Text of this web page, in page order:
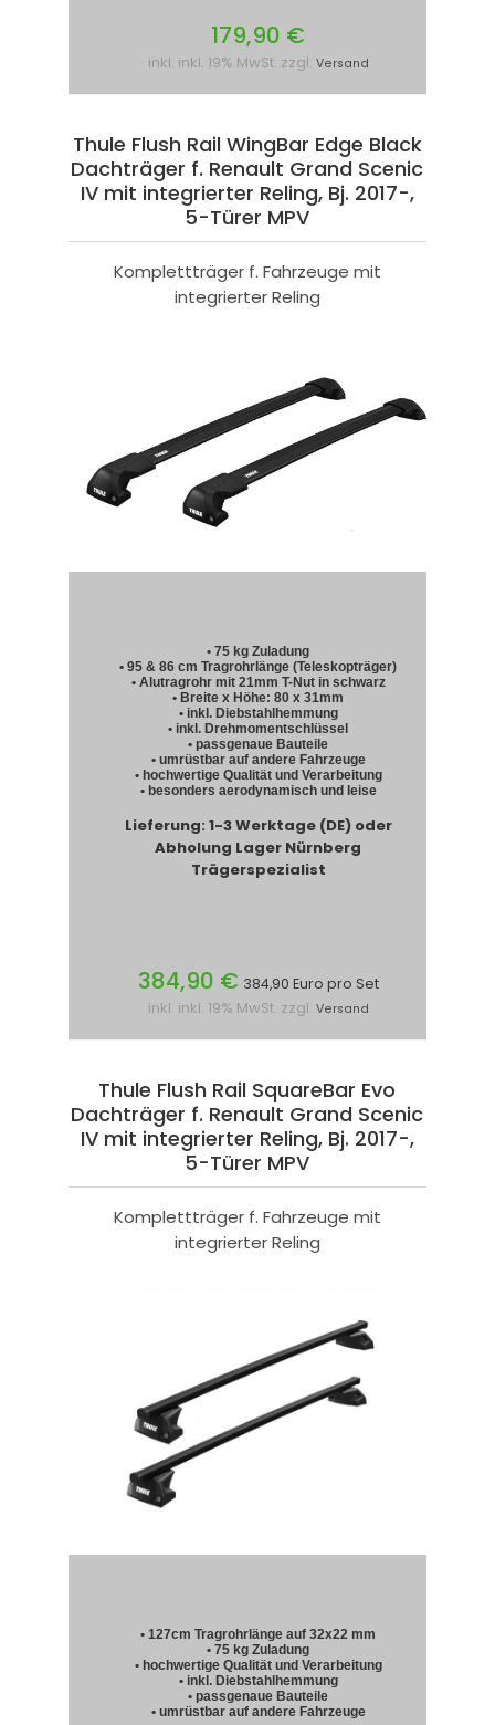
179,90 €
inkl. inkl. 19% MwSt. zzgl. Versand
Thule Flush Rail WingBar Edge Black
Dachträger f. Renault Grand Scenic
IV mit integrierter Reling, Bj. 2017-,
5-Türer MPV
Komplettträger f. Fahrzeuge mit
integrierter Reling
• 75 kg Zuladung
• 95 & 86 cm Tragrohrlänge (Teleskopträger)
• Alutragrohr mit 21mm T-Nut in schwarz
• Breite x Höhe: 80 x 31mm
• inkl. Diebstahlhemmung
• inkl. Drehmomentschlüssel
• passgenaue Bauteile
• umrüstbar auf andere Fahrzeuge
• hochwertige Qualität und Verarbeitung
• besonders aerodynamisch und leise
Lieferung: 1-3 Werktage (DE) oder
Abholung Lager Nürnberg
Trägerspezialist
384,90 € 384,90 Euro pro Set
inkl. inkl. 19% MwSt. zzgl. Versand
Thule Flush Rail SquareBar Evo
Dachträger f. Renault Grand Scenic
IV mit integrierter Reling, Bj. 2017-,
5-Türer MPV
Komplettträger f. Fahrzeuge mit
integrierter Reling
• 127cm Tragrohrlänge auf 32x22 mm
• 75 kg Zuladung
• hochwertige Qualität und Verarbeitung
• inkl. Diebstahlhemmung
• passgenaue Bauteile
• umrüstbar auf andere Fahrzeuge